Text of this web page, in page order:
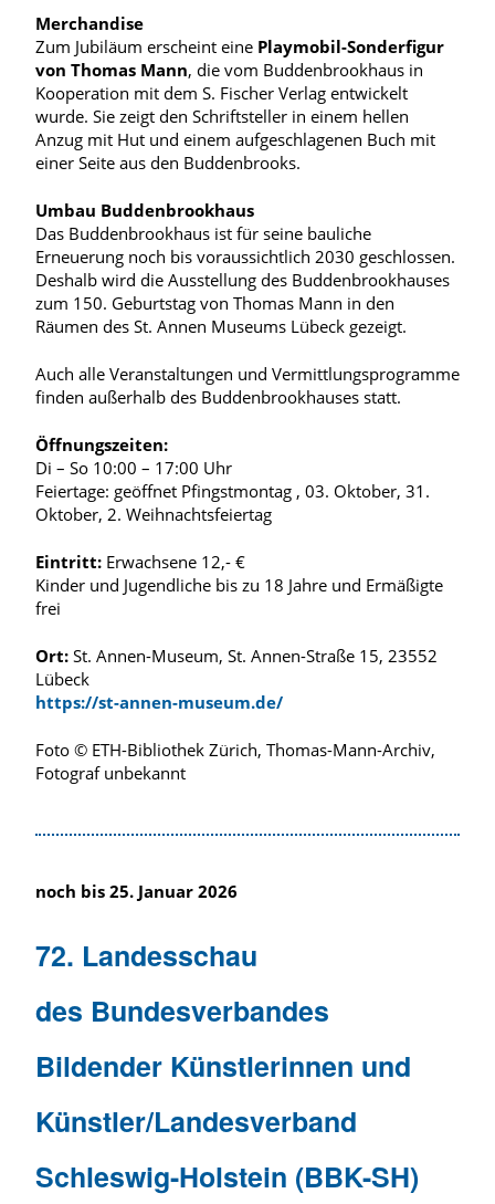
Merchandise
Zum Jubiläum erscheint eine Playmobil-Sonderfigur
von Thomas Mann, die vom Buddenbrookhaus in
Kooperation mit dem S. Fischer Verlag entwickelt
wurde. Sie zeigt den Schriftsteller in einem hellen
Anzug mit Hut und einem aufgeschlagenen Buch mit
einer Seite aus den Buddenbrooks.
Umbau Buddenbrookhaus
Das Buddenbrookhaus ist für seine bauliche
Erneuerung noch bis voraussichtlich 2030 geschlossen.
Deshalb wird die Ausstellung des Buddenbrookhauses
zum 150. Geburtstag von Thomas Mann in den
Räumen des St. Annen Museums Lübeck gezeigt.
Auch alle Veranstaltungen und Vermittlungsprogramme
finden außerhalb des Buddenbrookhauses statt.
Öffnungszeiten:
Di – So 10:00 – 17:00 Uhr
Feiertage: geöffnet Pfingstmontag , 03. Oktober, 31.
Oktober, 2. Weihnachtsfeiertag
Eintritt: Erwachsene 12,- €
Kinder und Jugendliche bis zu 18 Jahre und Ermäßigte
frei
Ort: St. Annen-Museum, St. Annen-Straße 15, 23552
Lübeck
https://st-annen-museum.de/
Foto © ETH-Bibliothek Zürich, Thomas-Mann-Archiv,
Fotograf unbekannt
noch bis 25. Januar 2026
72. Landesschau
des Bundesverbandes
Bildender Künstlerinnen und
Künstler/Landesverband
Schleswig-Holstein (BBK-SH)